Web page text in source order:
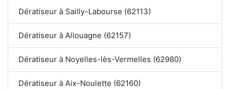
Dératiseur à Sailly-Labourse (62113)
Dératiseur à Allouagne (62157)
Dératiseur à Noyelles-lès-Vermelles (62980)
Dératiseur à Aix-Noulette (62160)